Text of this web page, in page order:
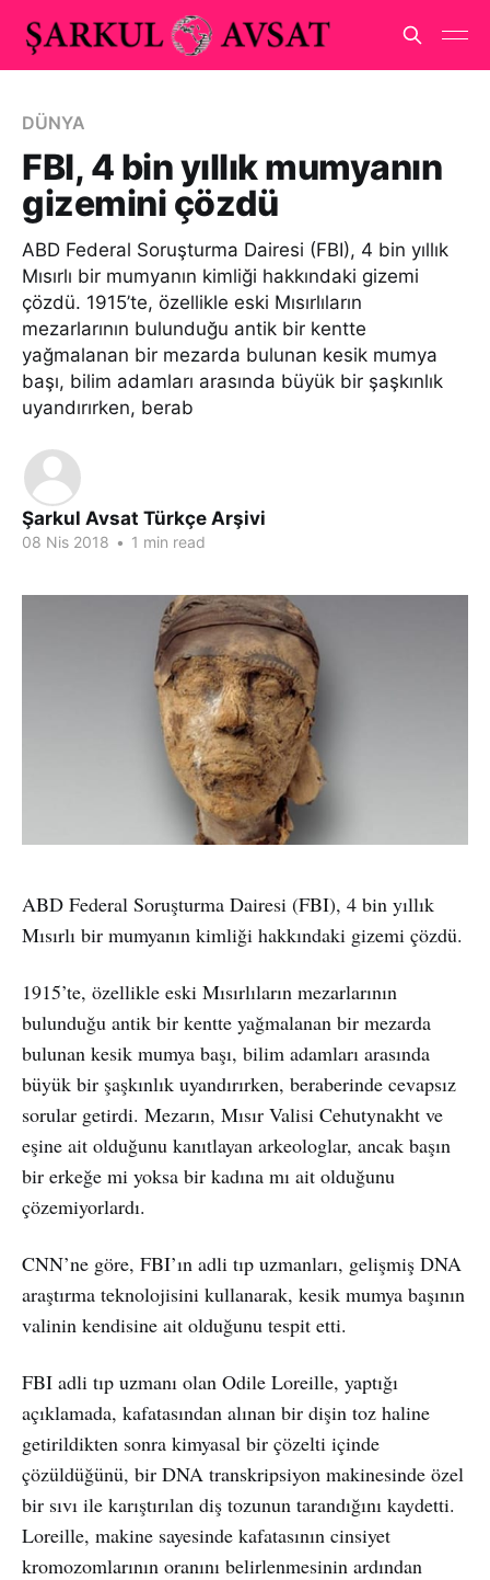
DÜNYA
FBI, 4 bin yıllık mumyanın
gizemini çözdü
ABD Federal Soruşturma Dairesi (FBI), 4 bin yıllık
Mısırlı bir mumyanın kimliği hakkındaki gizemi
çözdü. 1915’te, özellikle eski Mısırlıların
mezarlarının bulunduğu antik bir kentte
yağmalanan bir mezarda bulunan kesik mumya
başı, bilim adamları arasında büyük bir şaşkınlık
uyandırırken, berab
Şarkul Avsat Türkçe Arşivi
08 Nis 2018 • 1 min read
ABD Federal Soruşturma Dairesi (FBI), 4 bin yıllık
Mısırlı bir mumyanın kimliği hakkındaki gizemi çözdü.
1915’te, özellikle eski Mısırlıların mezarlarının
bulunduğu antik bir kentte yağmalanan bir mezarda
bulunan kesik mumya başı, bilim adamları arasında
büyük bir şaşkınlık uyandırırken, beraberinde cevapsız
sorular getirdi. Mezarın, Mısır Valisi Cehutynakht ve
eşine ait olduğunu kanıtlayan arkeologlar, ancak başın
bir erkeğe mi yoksa bir kadına mı ait olduğunu
çözemiyorlardı.
CNN’ne göre, FBI’ın adli tıp uzmanları, gelişmiş DNA
araştırma teknolojisini kullanarak, kesik mumya başının
valinin kendisine ait olduğunu tespit etti.
FBI adli tıp uzmanı olan Odile Loreille, yaptığı
açıklamada, kafatasından alınan bir dişin toz haline
getirildikten sonra kimyasal bir çözelti içinde
çözüldüğünü, bir DNA transkripsiyon makinesinde özel
bir sıvı ile karıştırılan diş tozunun tarandığını kaydetti.
Loreille, makine sayesinde kafatasının cinsiyet
kromozomlarının oranını belirlenmesinin ardından